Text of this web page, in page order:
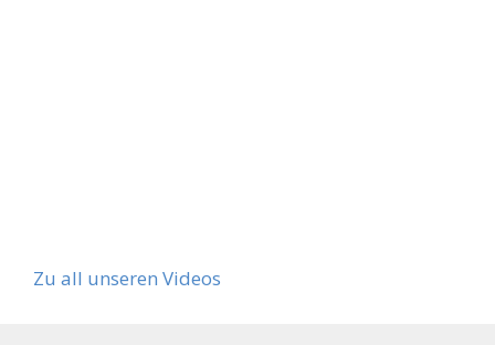
Zu all unseren Videos